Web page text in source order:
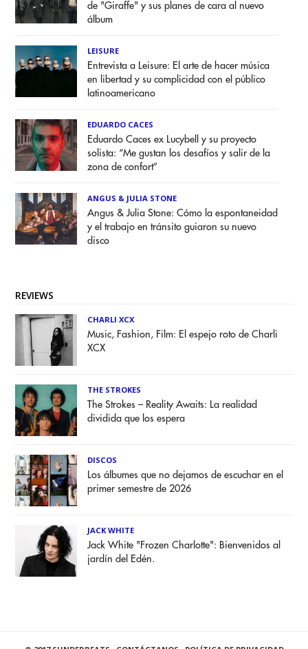
de "Giraffe" y sus planes de cara al nuevo
álbum
LEISURE
Entrevista a Leisure: El arte de hacer música
en libertad y su complicidad con el público
latinoamericano
EDUARDO CACES
Eduardo Caces ex Lucybell y su proyecto
solista: “Me gustan los desafíos y salir de la
zona de confort”
ANGUS & JULIA STONE
Angus & Julia Stone: Cómo la espontaneidad
y el trabajo en tránsito guiaron su nuevo
disco
REVIEWS
CHARLI XCX
Music, Fashion, Film: El espejo roto de Charli
XCX
THE STROKES
The Strokes – Reality Awaits: La realidad
dividida que los espera
DISCOS
Los álbumes que no dejamos de escuchar en el
primer semestre de 2026
JACK WHITE
Jack White "Frozen Charlotte": Bienvenidos al
jardín del Edén.